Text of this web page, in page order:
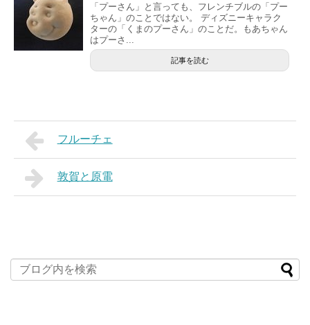
「プーさん」と言っても、フレンチブルの「プー
ちゃん」のことではない。 ディズニーキャラク
ターの「くまのプーさん」のことだ。もあちゃん
はプーさ...
記事を読む
フルーチェ
敦賀と原電